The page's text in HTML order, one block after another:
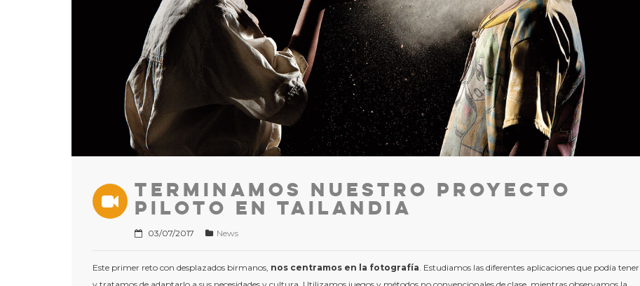
Terminamos nuestro proyecto
piloto en Tailandia
03/07/2017 News
Este primer reto con desplazados birmanos, nos centramos en la fotografía . Estudiamos las diferentes aplicaciones que podía tener